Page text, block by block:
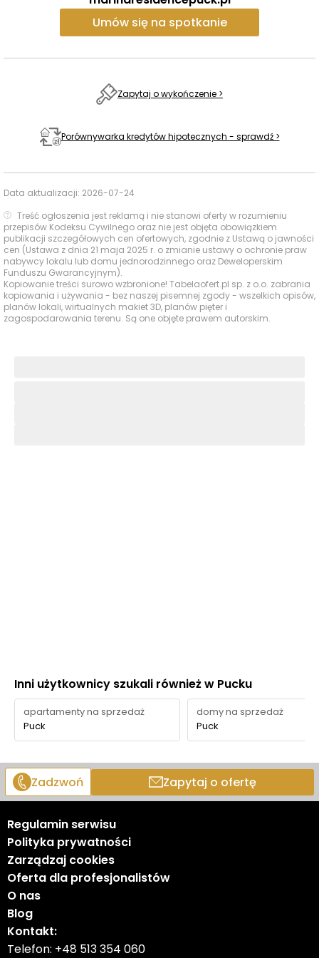
- lokalizacja w pierwszej linii brzegowej,
- widok na Zatokę Pucką,
- garaż podziemny
- idealna infrastruktura wokół: plaża, molo, ścieżki
rowerowe, rynek i restauracje.
styl życia nad morzem. Zamieszkaj tam, gdzie morze
spotyka dobrą energię.
Umów się na spotkanie
Zapytaj o wykończenie >
Porównywarka kredytów hipotecznych - sprawdź >
Data aktualizacji: 2026-07-24
Treść ogłoszenia jest reklamą i nie stanowi oferty w rozumieniu
przepisów Kodeksu Cywilnego oraz nie jest objęta obowiązkiem
publikacji szczegółowych cen ofertowych, zgodnie z Ustawą o jawności
cen (Ustawa z dnia 21 maja 2025 r. o zmianie ustawy o ochronie praw
nabywcy lokalu lub domu jednorodzinnego oraz Deweloperskim
Funduszu Gwarancyjnym).
Kopiowanie treści surowo wzbronione! Tabelaofert.pl sp. z o.o. zabrania
kopiowania i używania - bez naszej pisemnej zgody - wszelkich opisów,
planów lokali, wirtualnych makiet 3D, planów pięter i
zagospodarowania terenu. Są one objęte prawem autorskim.
Inni użytkownicy szukali również w Pucku
apartamenty na sprzedaż
Puck
domy na sprzedaż
Puck
Zadzwoń Zapytaj o ofertę
Regulamin serwisu
Polityka prywatności
Zarządzaj cookies
Oferta dla profesjonalistów
O nas
Blog
Kontakt:
Telefon: +48 513 354 060